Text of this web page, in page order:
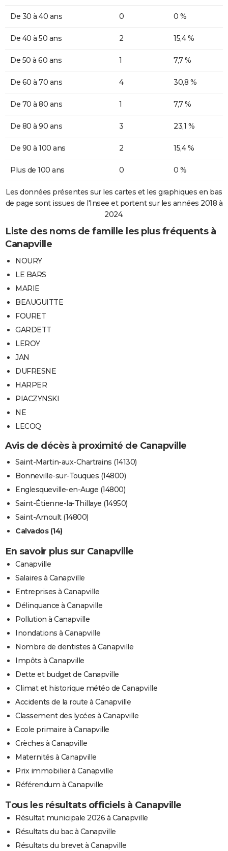
De 30 à 40 ans 0 0 %
De 40 à 50 ans 2 15,4 %
De 50 à 60 ans 1 7,7 %
De 60 à 70 ans 4 30,8 %
De 70 à 80 ans 1 7,7 %
De 80 à 90 ans 3 23,1 %
De 90 à 100 ans 2 15,4 %
Plus de 100 ans 0 0 %
Les données présentes sur les cartes et les graphiques en bas
de page sont issues de l'Insee et portent sur les années 2018 à
2024.
Liste des noms de famille les plus fréquents à
Canapville
NOURY
LE BARS
MARIE
BEAUGUITTE
FOURET
GARDETT
LEROY
JAN
DUFRESNE
HARPER
PIACZYNSKI
NE
LECOQ
Avis de décès à proximité de Canapville
Saint-Martin-aux-Chartrains (14130)
Bonneville-sur-Touques (14800)
Englesqueville-en-Auge (14800)
Saint-Étienne-la-Thillaye (14950)
Saint-Arnoult (14800)
Calvados (14)
En savoir plus sur Canapville
Canapville
Salaires à Canapville
Entreprises à Canapville
Délinquance à Canapville
Pollution à Canapville
Inondations à Canapville
Nombre de dentistes à Canapville
Impôts à Canapville
Dette et budget de Canapville
Climat et historique météo de Canapville
Accidents de la route à Canapville
Classement des lycées à Canapville
Ecole primaire à Canapville
Crèches à Canapville
Maternités à Canapville
Prix immobilier à Canapville
Référendum à Canapville
Tous les résultats officiels à Canapville
Résultat municipale 2026 à Canapville
Résultats du bac à Canapville
Résultats du brevet à Canapville